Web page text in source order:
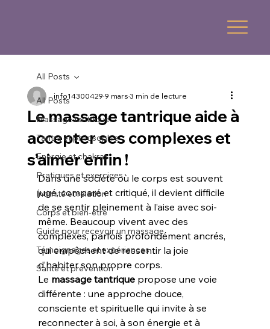
All Posts
Massage tantrique
Tantra et philosophie
Energie et chakras
Pratiques et exercices
Intimité et relation
Corps et bien-être
Guide pour recevoir un massage
Témoignages et expériences
Santé et prévention
All Posts
Le massage tantrique aide à
accepter ses complexes et
s’aimer enfin !
info143004299 mars3 min de lecture
Dans une société où le corps est souvent
jugé, comparé et critiqué, il devient difficile
de se sentir pleinement à l’aise avec soi-
même. Beaucoup vivent avec des
complexes, parfois profondément ancrés,
qui empêchent de ressentir la joie
d’habiter son propre corps.
Le massage tantrique propose une voie
différente : une approche douce,
consciente et spirituelle qui invite à se
reconnecter à soi, à son énergie et à